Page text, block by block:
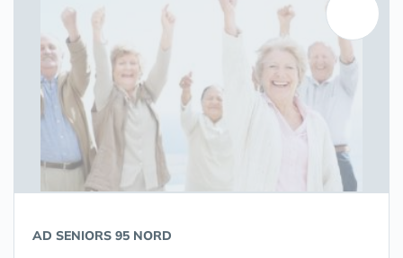
AD SENIORS 95 NORD